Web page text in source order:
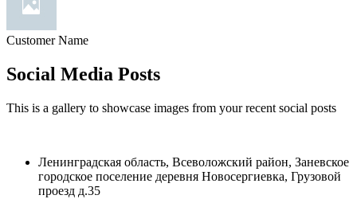
Customer Name
Social Media Posts
This is a gallery to showcase images from your recent social posts
Ленинградская область, Всеволожский район, Заневское
городское поселение деревня Новосергиевка, Грузовой
проезд д.35